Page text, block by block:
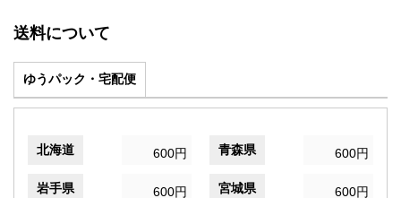
送料について
ゆうパック・宅配便
北海道 600円 青森県 600円
岩手県 600円 宮城県 600円